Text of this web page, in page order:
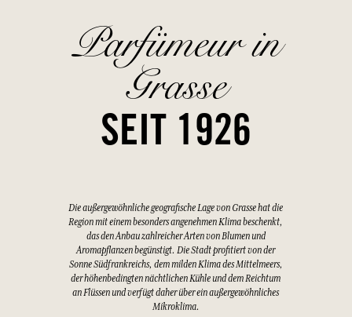
Parfümeur in
Grasse
SEIT 1926
Die außergewöhnliche geografische Lage von Grasse hat die
Region mit einem besonders angenehmen Klima beschenkt,
das den Anbau zahlreicher Arten von Blumen und
Aromapflanzen begünstigt. Die Stadt profitiert von der
Sonne Südfrankreichs, dem milden Klima des Mittelmeers,
der höhenbedingten nächtlichen Kühle und dem Reichtum
an Flüssen und verfügt daher über ein außergewöhnliches
Mikroklima.